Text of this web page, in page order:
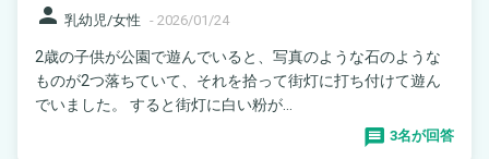
person 乳幼児/女性 - 2026/01/24
2歳の子供が公園で遊んでいると、写真のような石のような
ものが2つ落ちていて、それを拾って街灯に打ち付けて遊ん
でいました。 すると街灯に白い粉が...
3名が回答